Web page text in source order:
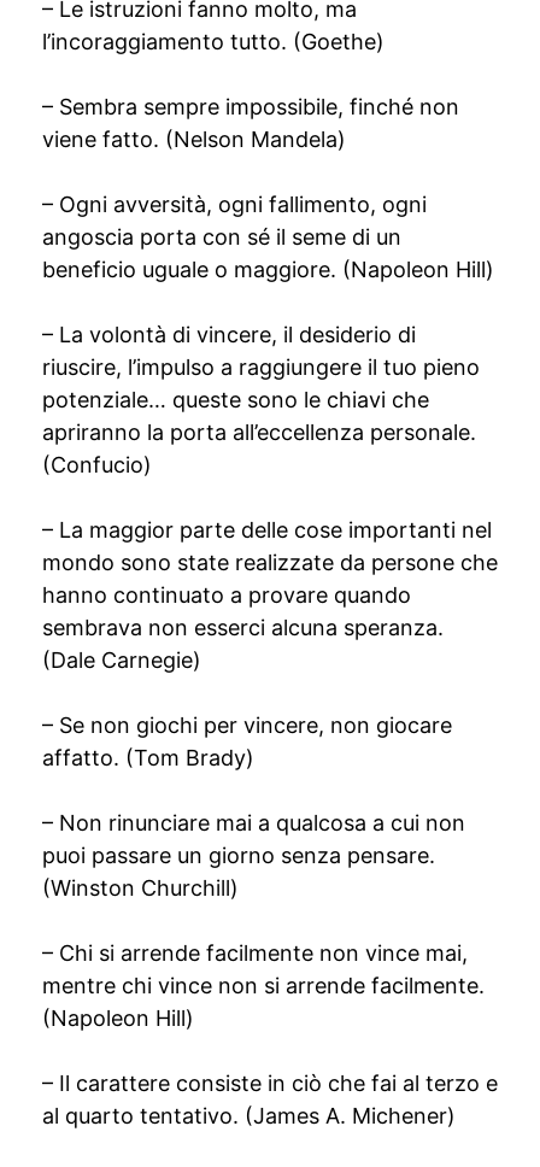
– Le istruzioni fanno molto, ma
l’incoraggiamento tutto. (Goethe)
– Sembra sempre impossibile, finché non
viene fatto. (Nelson Mandela)
– Ogni avversità, ogni fallimento, ogni
angoscia porta con sé il seme di un
beneficio uguale o maggiore. (Napoleon Hill)
– La volontà di vincere, il desiderio di
riuscire, l’impulso a raggiungere il tuo pieno
potenziale… queste sono le chiavi che
apriranno la porta all’eccellenza personale.
(Confucio)
– La maggior parte delle cose importanti nel
mondo sono state realizzate da persone che
hanno continuato a provare quando
sembrava non esserci alcuna speranza.
(Dale Carnegie)
– Se non giochi per vincere, non giocare
affatto. (Tom Brady)
– Non rinunciare mai a qualcosa a cui non
puoi passare un giorno senza pensare.
(Winston Churchill)
– Chi si arrende facilmente non vince mai,
mentre chi vince non si arrende facilmente.
(Napoleon Hill)
– Il carattere consiste in ciò che fai al terzo e
al quarto tentativo. (James A. Michener)